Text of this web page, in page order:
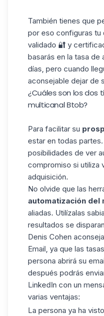
También tienes que
por eso configuras tu
validado 🔐 y
basarás en la tasa de
días, pero cuando
aconsejable dejar de
¿Cuáles son los dos
multicanal Btob?
Para facilitar su
estar en todas
posibilidades de ver
compromiso si utiliza
adquisición.
No olvide que las
automatización del
aliadas. Utilízalas
resultados se
Denis Cohen
Email, ya que las
persona abrirá su
después podrás
LinkedIn con un
varias ventajas:
La persona ya ha